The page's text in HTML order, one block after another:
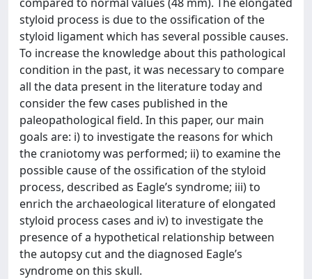
styloid process is due to the ossification of the
styloid ligament which has several possible causes.
To increase the knowledge about this pathological
condition in the past, it was necessary to compare
all the data present in the literature today and
consider the few cases published in the
paleopathological field. In this paper, our main
goals are: i) to investigate the reasons for which
the craniotomy was performed; ii) to examine the
possible cause of the ossification of the styloid
process, described as Eagle’s syndrome; iii) to
enrich the archaeological literature of elongated
styloid process cases and iv) to investigate the
presence of a hypothetical relationship between
the autopsy cut and the diagnosed Eagle’s
syndrome on this skull.